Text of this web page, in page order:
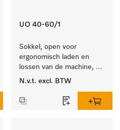
UO 40-60/1
Sokkel, open voor
ergonomisch laden en
lossen van de machine,
hoogte 400 mm.
N.v.t. excl. BTW